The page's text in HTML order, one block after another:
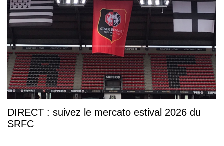
DIRECT : suivez le mercato estival 2026 du
SRFC